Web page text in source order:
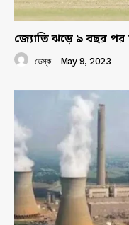
জ্যোতি ঝড়ে ৯ বছর পর
ডেস্ক - May 9, 2023